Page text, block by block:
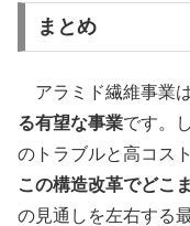
まとめ
アラミド繊維事業は
る有望な事業です。
のトラブルと高コス
この構造改革でどこ
の見通しを左右する